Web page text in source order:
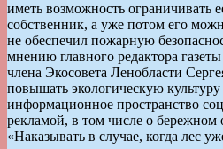
иметь возможность ограничивать
собственник, а уже потом его
не обеспечил пожарную
мнению главного редактора
члена Экосовета Ленобласти
повышать экологическую
информационное пространство
рекламой, в том числе о бережном
«Наказывать в случае, когда лес